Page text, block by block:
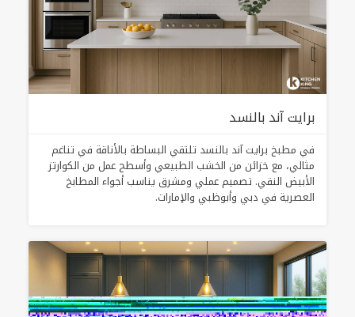
برايت آند بالنسد
في مطبخ برايت آند بالنسد تلتقي البساطة بالأناقة في تناغم
مثالي، مع خزائن من الخشب الطبيعي وأسطح عمل من الكوارتز
الأبيض النقي. تصميم عملي ومشرق يناسب أجواء المطابخ
العصرية في دبي وأبوظبي والإمارات.